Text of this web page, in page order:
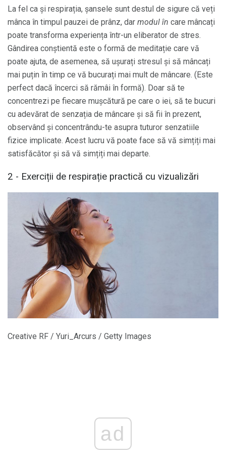
La fel ca și respirația, șansele sunt destul de sigure că veți
mânca în timpul pauzei de prânz, dar modul în care mâncați
poate transforma experiența într-un eliberator de stres.
Gândirea conștientă este o formă de meditație care vă
poate ajuta, de asemenea, să ușurați stresul și să mâncați
mai puțin în timp ce vă bucurați mai mult de mâncare. (Este
perfect dacă încerci să rămâi în formă). Doar să te
concentrezi pe fiecare mușcătură pe care o iei, să te bucuri
cu adevărat de senzația de mâncare și să fii în prezent,
observând și concentrându-te asupra tuturor senzatiile
fizice implicate. Acest lucru vă poate face să vă simțiți mai
satisfăcător și să vă simțiți mai departe.
2 - Exerciții de respirație practică cu vizualizări
Creative RF / Yuri_Arcurs / Getty Images
ad